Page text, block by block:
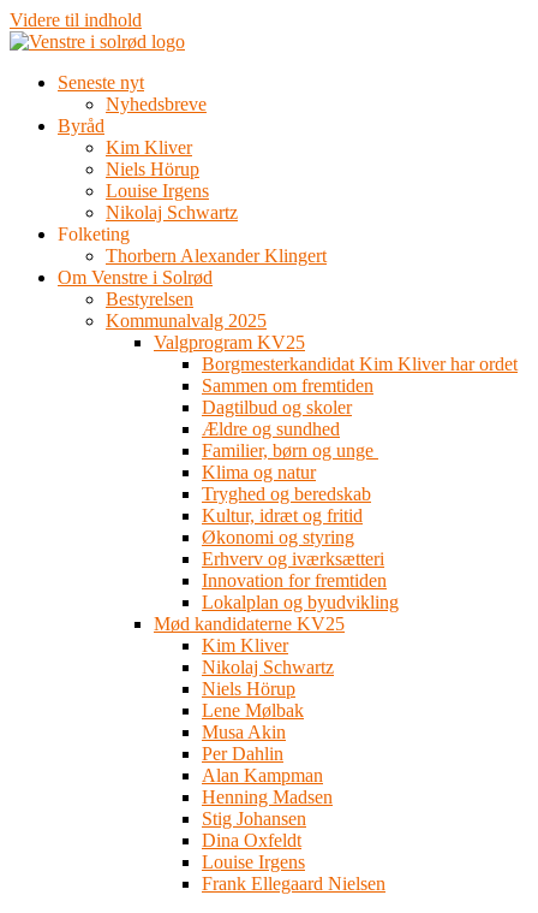
Videre til indhold
Seneste nyt
Nyhedsbreve
Byråd
Kim Kliver
Niels Hörup
Louise Irgens
Nikolaj Schwartz
Folketing
Thorbern Alexander Klingert
Om Venstre i Solrød
Bestyrelsen
Kommunalvalg 2025
Valgprogram KV25
Borgmesterkandidat Kim Kliver har ordet
Sammen om fremtiden
Dagtilbud og skoler
Ældre og sundhed
Familier, børn og unge
Klima og natur
Tryghed og beredskab
Kultur, idræt og fritid
Økonomi og styring
Erhverv og iværksætteri
Innovation for fremtiden
Lokalplan og byudvikling
Mød kandidaterne KV25
Kim Kliver
Nikolaj Schwartz
Niels Hörup
Lene Mølbak
Musa Akin
Per Dahlin
Alan Kampman
Henning Madsen
Stig Johansen
Dina Oxfeldt
Louise Irgens
Frank Ellegaard Nielsen